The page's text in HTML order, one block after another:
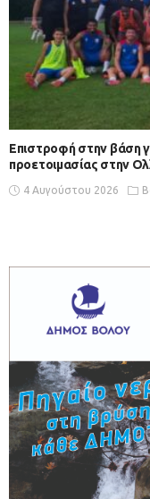
Επιστροφή στην βάση
προετοιμασίας στην
4 Αυγούστου 2026